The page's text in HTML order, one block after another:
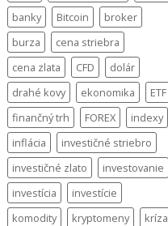
banky
Bitcoin
broker
burza
cena striebra
cena zlata
CFD
dolár
drahé kovy
ekonomika
ETF
finančný trh
FOREX
indexy
inflácia
investičné striebro
investičné zlato
investovanie
investícia
investície
komodity
kryptomeny
kríza